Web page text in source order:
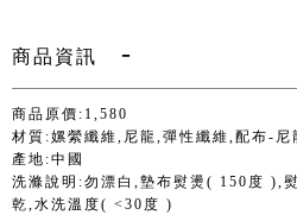
商品資訊
商品原價:1,580
材質:嫘縈纖維,尼龍,彈性纖維,配布-尼
產地:中國
洗滌說明:勿漂白,墊布熨燙( 150度 ),
乾,水洗溫度( <30度 )